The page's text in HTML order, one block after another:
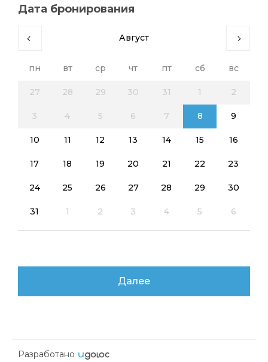
Дата бронирования
Август
пн вт ср чт пт сб вс
27 28 29 30 31 1 2
3 4 5 6 7 8 9
10 11 12 13 14 15 16
17 18 19 20 21 22 23
24 25 26 27 28 29 30
31 1 2 3 4 5 6
Далее
Разработано